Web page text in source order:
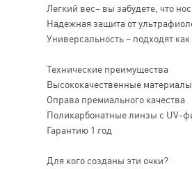
Легкий вес– вы забудете, что
Надежная защита от
Универсальность – подходят
Технические преимущества
Высококачественные
Оправа премиального качества
Поликарбонатные линзы с UV-
Гарантию 1 год
Для кого созданы эти очки?